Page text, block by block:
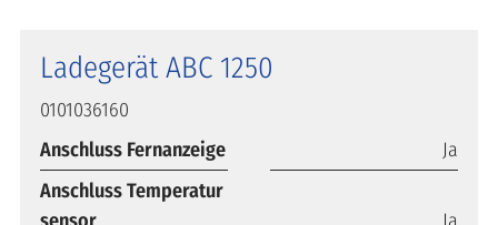
Ladegerät ABC 1250
0101036160
Anschluss Fernanzeige
Ja
Anschluss Temperatur